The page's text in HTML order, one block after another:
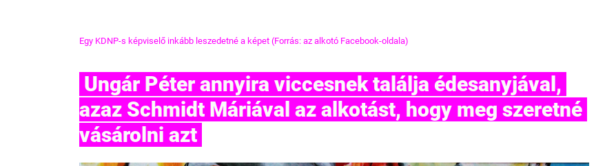
Egy KDNP-s képviselő inkább leszedetné a képet (Forrás: az alkotó Facebook-oldala)
azaz Schmidt Máriával az alkotást, hogy meg szeretné
vásárolni azt